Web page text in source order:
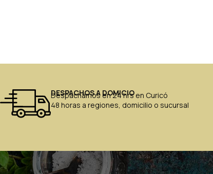
DESPACHOS A DOMICIO
Despachamos en 24 hrs en Curicó
48 horas a regiones, domicilio o sucursal